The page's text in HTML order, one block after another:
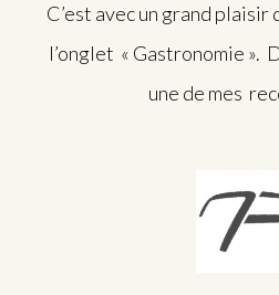
C’est avec un grand
l’onglet « Gastronomie ».
une de mes